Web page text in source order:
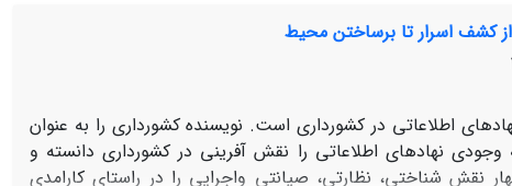
کشف اسرار تا برساختن محیط
اطلاعاتی در کشورداری است. نویسنده کشورداری را به عنوان
نهادهای اطلاعاتی را نقش ‏آفرینی در کشورداری دانسته و
نقش شناختی، نظارتی، صیانتی واجرایی را در راستای کارامدی